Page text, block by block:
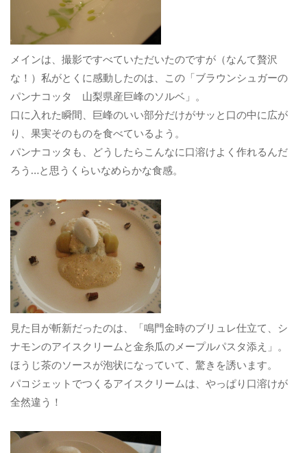
メインは、撮影ですべていただいたのですが（なんて贅沢
な！）私がとくに感動したのは、この「ブラウンシュガーの
パンナコッタ 山梨県産巨峰のソルベ」。
口に入れた瞬間、巨峰のいい部分だけがサッと口の中に広が
り、果実そのものを食べているよう。
パンナコッタも、どうしたらこんなに口溶けよく作れるんだ
ろう…と思うくらいなめらかな食感。
見た目が斬新だったのは、「鳴門金時のブリュレ仕立て、シ
ナモンのアイスクリームと金糸瓜のメープルパスタ添え」。
ほうじ茶のソースが泡状になっていて、驚きを誘います。
パコジェットでつくるアイスクリームは、やっぱり口溶けが
全然違う！